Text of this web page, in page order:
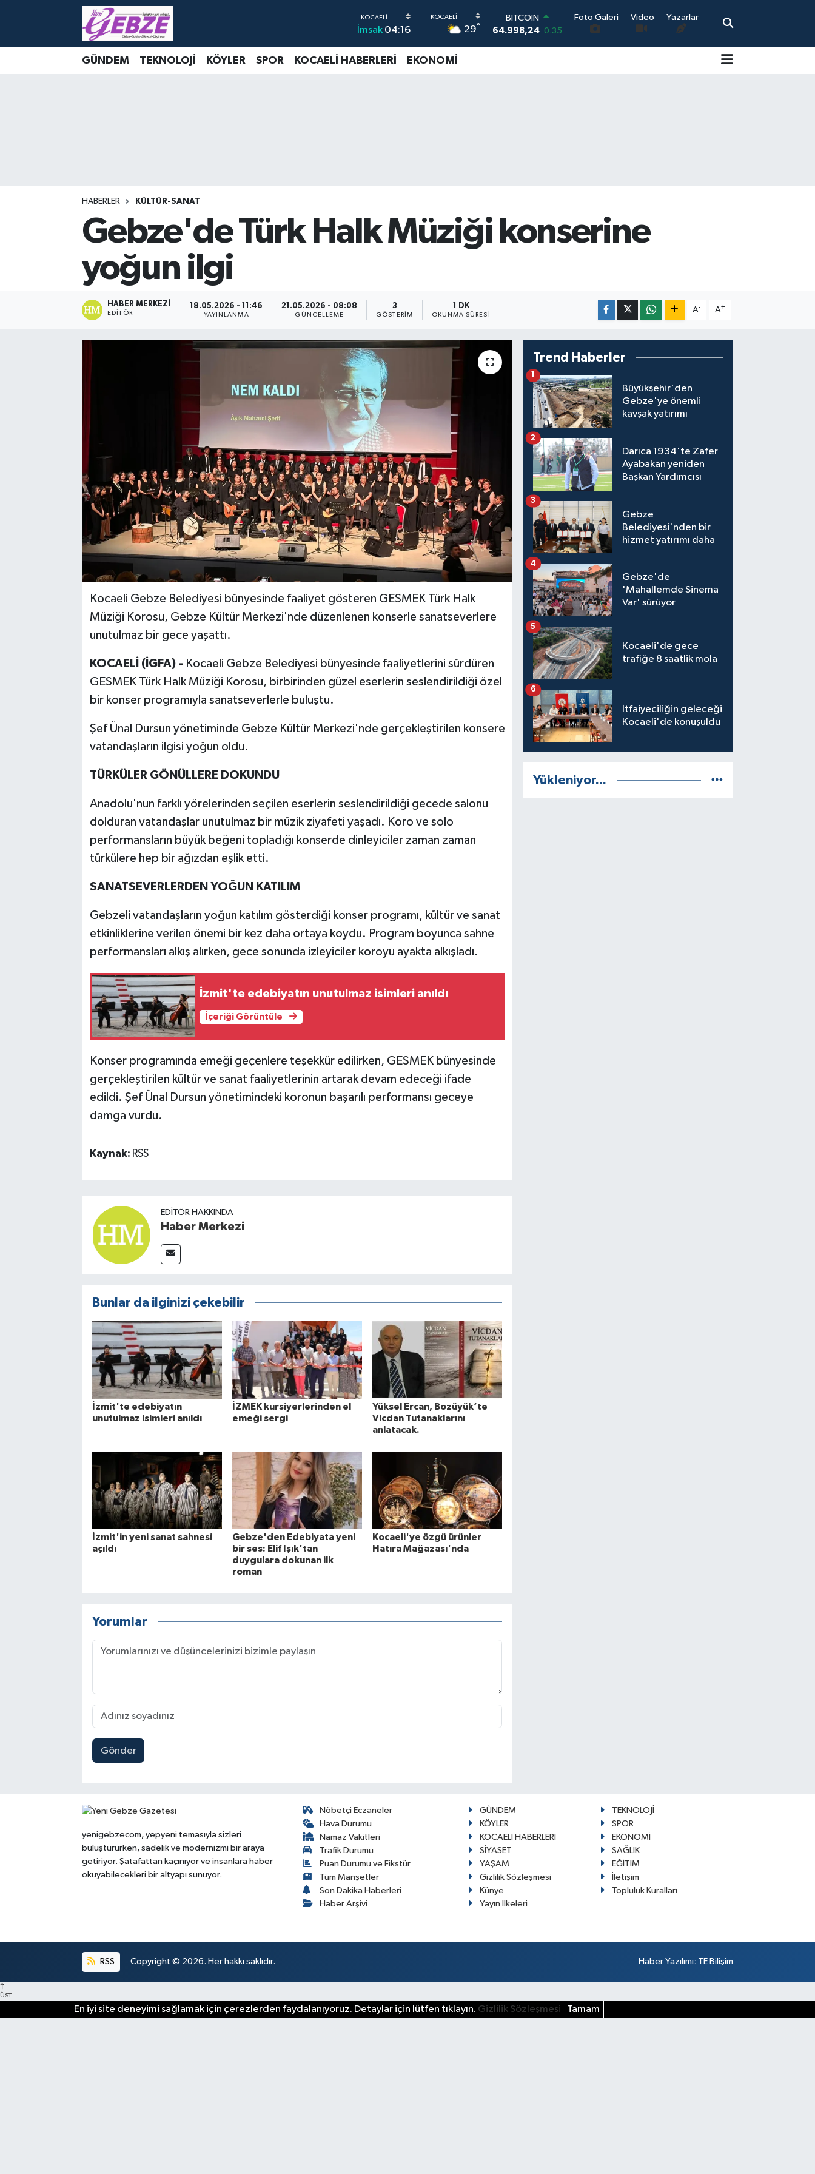
İmsak 04:16 29°
DOLAR
47,7436 0.18
Foto Galeri Video Yazarlar
GÜNDEM TEKNOLOJİ KÖYLER SPOR KOCAELİ HABERLERİ EKONOMİ
HABERLER KÜLTÜR-SANAT
Gebze'de Türk Halk Müziği konserine
yoğun ilgi
HABER MERKEZI
EDITÖR
18.05.2026 - 11:46
YAYINLANMA
21.05.2026 - 08:08
GÜNCELLEME
3
GÖSTERIM
1 DK
OKUNMA SÜRESI
A- A+
Kocaeli Gebze Belediyesi bünyesinde faaliyet gösteren GESMEK Türk Halk
Müziği Korosu, Gebze Kültür Merkezi'nde düzenlenen konserle sanatseverlere
unutulmaz bir gece yaşattı.
KOCAELİ (İGFA) - Kocaeli Gebze Belediyesi bünyesinde faaliyetlerini sürdüren
GESMEK Türk Halk Müziği Korosu, birbirinden güzel eserlerin seslendirildiği özel
bir konser programıyla sanatseverlerle buluştu.
Şef Ünal Dursun yönetiminde Gebze Kültür Merkezi'nde gerçekleştirilen konsere
vatandaşların ilgisi yoğun oldu.
TÜRKÜLER GÖNÜLLERE DOKUNDU
Anadolu'nun farklı yörelerinden seçilen eserlerin seslendirildiği gecede salonu
dolduran vatandaşlar unutulmaz bir müzik ziyafeti yaşadı. Koro ve solo
performansların büyük beğeni topladığı konserde dinleyiciler zaman zaman
türkülere hep bir ağızdan eşlik etti.
SANATSEVERLERDEN YOĞUN KATILIM
Gebzeli vatandaşların yoğun katılım gösterdiği konser programı, kültür ve sanat
etkinliklerine verilen önemi bir kez daha ortaya koydu. Program boyunca sahne
performansları alkış alırken, gece sonunda izleyiciler koroyu ayakta alkışladı.
İzmit'te edebiyatın unutulmaz isimleri anıldı
İçeriği Görüntüle
Konser programında emeği geçenlere teşekkür edilirken, GESMEK bünyesinde
gerçekleştirilen kültür ve sanat faaliyetlerinin artarak devam edeceği ifade
edildi. Şef Ünal Dursun yönetimindeki koronun başarılı performansı geceye
damga vurdu.
Kaynak: RSS
EDITÖR HAKKINDA
Haber Merkezi
Bunlar da ilginizi çekebilir
İzmit'te edebiyatın
unutulmaz isimleri anıldı
İZMEK kursiyerlerinden el
emeği sergi
Yüksel Ercan, Bozüyük’te
Vicdan Tutanaklarını
anlatacak.
İzmit'in yeni sanat sahnesi
açıldı
Gebze'den Edebiyata yeni
bir ses: Elif Işık'tan
duygulara dokunan ilk
roman
Kocaeli'ye özgü ürünler
Hatıra Mağazası'nda
Yorumlar
Gönder
Trend Haberler
Büyükşehir'den
Gebze'ye önemli
kavşak yatırımı
1
Darıca 1934'te Zafer
Ayabakan yeniden
Başkan Yardımcısı
2
Gebze
Belediyesi'nden bir
hizmet yatırımı daha
3
Gebze'de
'Mahallemde Sinema
Var' sürüyor
4
Kocaeli'de gece
trafiğe 8 saatlik mola
5
İtfaiyeciliğin geleceği
Kocaeli'de konuşuldu
6
Yükleniyor...
yenigebzecom, yepyeni temasıyla sizleri
buluştururken, sadelik ve modernizmi bir araya
getiriyor. Şatafattan kaçınıyor ve insanlara haber
okuyabilecekleri bir altyapı sunuyor.
Nöbetçi Eczaneler
Hava Durumu
Namaz Vakitleri
Trafik Durumu
Puan Durumu ve Fikstür
Tüm Manşetler
Son Dakika Haberleri
Haber Arşivi
GÜNDEM
TEKNOLOJİ
KÖYLER
SPOR
KOCAELİ HABERLERİ
EKONOMİ
SİYASET
SAĞLIK
YAŞAM
EĞİTİM
Gizlilik Sözleşmesi
İletişim
Künye
Topluluk Kuralları
Yayın İlkeleri
RSS Copyright © 2026. Her hakkı saklıdır. Haber Yazılımı: TE Bilişim
ÜST
En iyi site deneyimi sağlamak için çerezlerden faydalanıyoruz. Detaylar için lütfen tıklayın. Gizlilik Sözleşmesi Tamam
Nöbetçi Eczaneler
Tüm Manşetler
Son Dakika Haberleri
Haber Arşivi